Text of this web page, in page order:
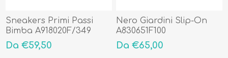
Sneakers Primi Passi
Bimba A918020F/349
Da €59,50
Nero Giardini Slip-On
A830651F100
Da €65,00